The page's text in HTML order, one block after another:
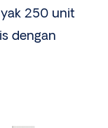
250 unit
dengan